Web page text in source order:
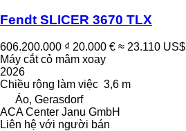
Fendt SLICER 3670 TLX
606.200.000 ₫ 20.000 € ≈ 23.110 US$
Máy cắt cỏ mâm xoay
2026
Chiều rộng làm việc 3,6 m
Áo, Gerasdorf
ACA Center Janu GmbH
Liên hệ với người bán